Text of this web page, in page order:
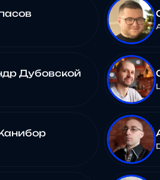
Дубовской